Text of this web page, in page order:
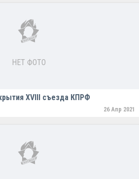
НЕТ ФОТО
ХVlll съезда КПРФ
26 Апр 2021